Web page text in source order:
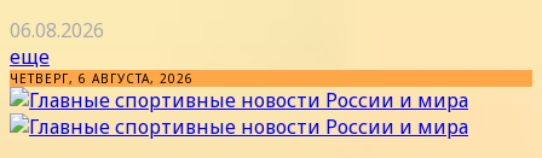
06.08.2026
еще
ЧЕТВЕРГ, 6 АВГУСТА, 2026